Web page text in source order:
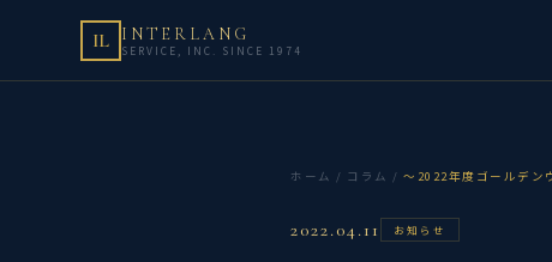
IL INTERLANG
SERVICE, INC. SINCE 1974
ホーム / コラム / ～2022年度ゴールデン
2022.04.11 お知らせ